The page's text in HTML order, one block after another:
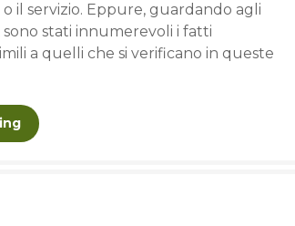
il servizio. Eppure, guardando agli
stati innumerevoli i fatti
a quelli che si verificano in queste